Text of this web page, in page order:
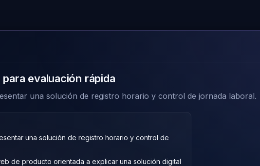
evaluación rápida
una solución de registro horario y control de jornada laboral.
una solución de registro horario y control de
de producto orientada a explicar una solución digital